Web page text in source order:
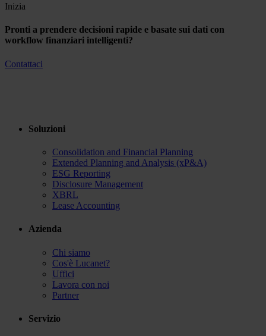
Inizia
Pronti a prendere decisioni rapide e basate sui dati con
workflow finanziari intelligenti?
Contattaci
Soluzioni
Consolidation and Financial Planning
Extended Planning and Analysis (xP&A)
ESG Reporting
Disclosure Management
XBRL
Lease Accounting
Azienda
Chi siamo
Cos'è Lucanet?
Uffici
Lavora con noi
Partner
Servizio